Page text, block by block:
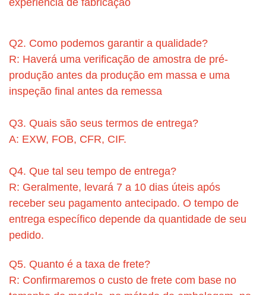
experiência de fabricação
Q2. Como podemos garantir a qualidade?
R: Haverá uma verificação de amostra de pré-
produção antes da produção em massa e uma
inspeção final antes da remessa
Q3. Quais são seus termos de entrega?
A: EXW, FOB, CFR, CIF.
Q4. Que tal seu tempo de entrega?
R: Geralmente, levará 7 a 10 dias úteis após
receber seu pagamento antecipado. O tempo de
entrega específico depende da quantidade de seu
pedido.
Q5. Quanto é a taxa de frete?
R: Confirmaremos o custo de frete com base no